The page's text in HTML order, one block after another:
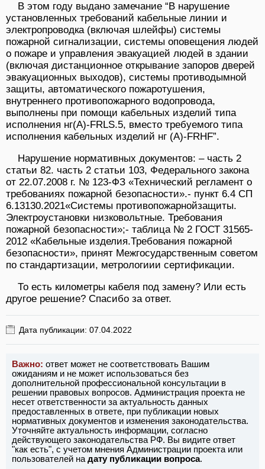
В этом году выдано замечание “В нарушение
установленных требований кабельные линии и
электропроводка (включая шлейфы) системы
пожарной сигнализации, системы оповещения людей
о пожаре и управления эвакуацией людей в здании
(включая дистанционное открывание запоров дверей
эвакуационных выходов), системы противодымной
защиты, автоматического пожаротушения,
внутреннего противопожарного водопровода,
выполнены при помощи кабельных изделий типа
исполнения нг(А)-FRLS.5, вместо требуемого типа
исполнения кабельных изделий нг (А)-FRHF”.
Нарушение нормативных документов: – часть 2
статьи 82. часть 2 статьи 103, Федерального закона
от 22.07.2008 г. № 123-ФЗ «Технический регламент о
требованиях пожарной безопасности».- пункт 6.4 СП
6.13130.2021«Системы противопожарнойзащиты.
Электроустановки низковольтные. Требования
пожарной безопасности»;- таблица № 2 ГОСТ 31565-
2012 «Кабельные изделия.Требования пожарной
безопасности», принят Межгосударственным советом
по стандартизации, метрологиии сертификации.
То есть километры кабеля под замену? Или есть
другое решение? Спасибо за ответ.
Дата публикации: 07.04.2022
Важно: ответ может не соответствовать Вашим
ожиданиям и не может использоваться без
дополнительной профессиональной консультации в
решении правовых вопросов. Администрация проекта не
несет ответственности за актуальность данных
предоставленных в ответе, при публикации новых
нормативных документов и изменения законодательства.
Уточняйте актуальность информации, согласно
действующего законодательства РФ. Вы видите ответ
"как есть", с учетом мнения Администрации проекта или
пользователей на дату публикации вопроса.